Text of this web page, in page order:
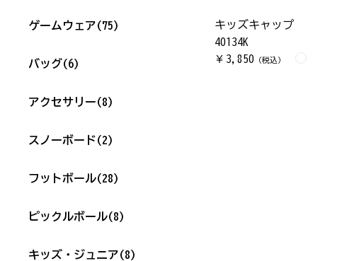
キッズキャップ
40134K
￥ 3,850 （税込）
ゲームウェア(75)
バッグ(6)
アクセサリー(8)
スノーボード(2)
フットボール(28)
ピックルボール(8)
キッズ・ジュニア(8)